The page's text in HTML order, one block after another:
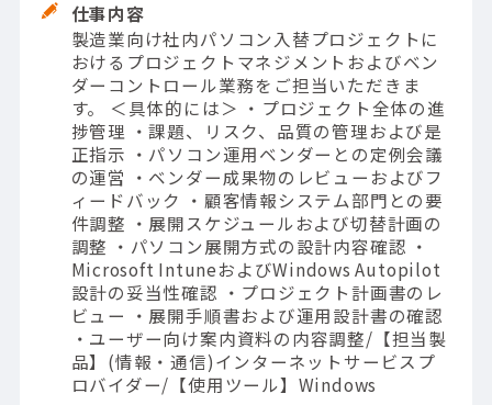
仕事内容
製造業向け社内パソコン入替プロジェクトに
おけるプロジェクトマネジメントおよびベン
ダーコントロール業務をご担当いただきま
す。 ＜具体的には＞ ・プロジェクト全体の進
捗管理 ・課題、リスク、品質の管理および是
正指示 ・パソコン運用ベンダーとの定例会議
の運営 ・ベンダー成果物のレビューおよびフ
ィードバック ・顧客情報システム部門との要
件調整 ・展開スケジュールおよび切替計画の
調整 ・パソコン展開方式の設計内容確認 ・
Microsoft IntuneおよびWindows Autopilot
設計の妥当性確認 ・プロジェクト計画書のレ
ビュー ・展開手順書および運用設計書の確認
・ユーザー向け案内資料の内容調整/【担当製
品】(情報・通信)インターネットサービスプ
ロバイダー/【使用ツール】Windows